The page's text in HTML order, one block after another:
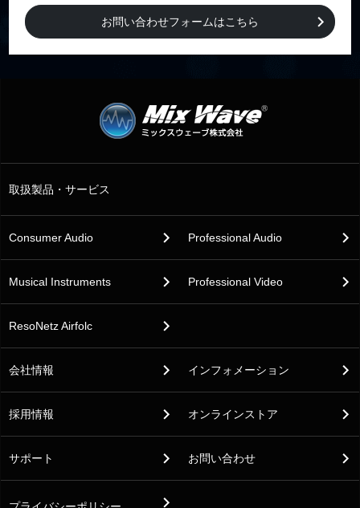
お問い合わせフォームはこちら
取扱製品・サービス
Consumer Audio Professional Audio
Musical Instruments Professional Video
ResoNetz Airfolc
会社情報 インフォメーション
採用情報 オンラインストア
サポート お問い合わせ